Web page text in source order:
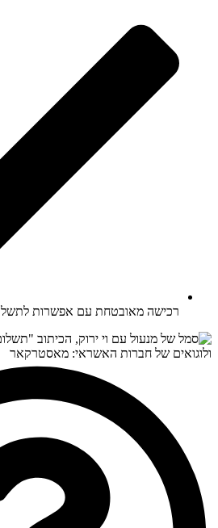
רכישה מאובטחת עם אפשרות